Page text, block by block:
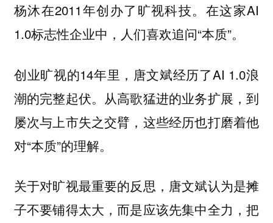
杨沐在2011年创办了旷视科技。在这家AI
1.0标志性企业中，人们喜欢追问“本质”。
创业旷视的14年里，唐文斌经历了AI 1.0浪
潮的完整起伏。从高歌猛进的业务扩展，到
屡次与上市失之交臂，这些经历也打磨着他
对“本质”的理解。
关于对旷视最重要的反思，唐文斌认为是摊
子不要铺得太大，而是应该先集中全力，把